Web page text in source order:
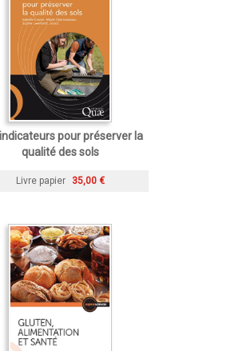
pour préserver la
qualité des sols
Livre papier 35,00 €